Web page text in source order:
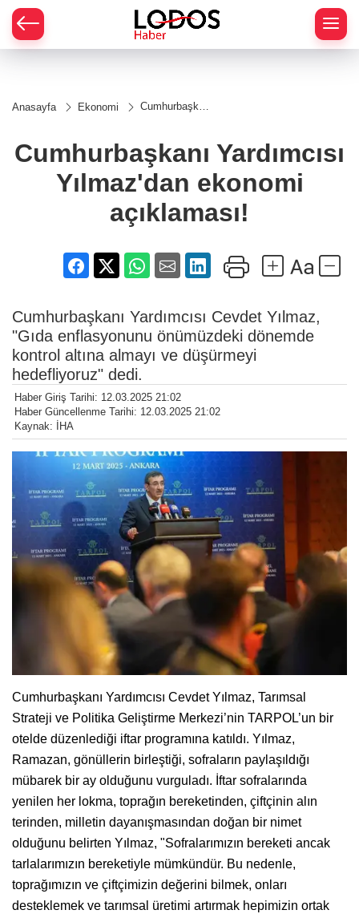
Anasayfa Ekonomi
Cumhurbaşkanı
ekonomi
açıklaması!
Cumhurbaşkanı Yardımcısı
Yılmaz'dan ekonomi
açıklaması!
Cumhurbaşkanı Yardımcısı Cevdet Yılmaz,
"Gıda enflasyonunu önümüzdeki dönemde
kontrol altına almayı ve düşürmeyi
hedefliyoruz" dedi.
Haber Giriş Tarihi: 12.03.2025 21:02
Haber Güncellenme Tarihi: 12.03.2025 21:02
Kaynak: İHA
Cumhurbaşkanı Yardımcısı Cevdet Yılmaz, Tarımsal
Strateji ve Politika Geliştirme Merkezi’nin TARPOL’un bir
otelde düzenlediği iftar programına katıldı. Yılmaz,
Ramazan, gönüllerin birleştiği, sofraların paylaşıldığı
mübarek bir ay olduğunu vurguladı. İftar sofralarında
yenilen her lokma, toprağın bereketinden, çiftçinin alın
terinden, milletin dayanışmasından doğan bir nimet
olduğunu belirten Yılmaz, "Sofralarımızın bereketi ancak
tarlalarımızın bereketiyle mümkündür. Bu nedenle,
toprağımızın ve çiftçimizin değerini bilmek, onları
desteklemek ve tarımsal üretimi artırmak hepimizin ortak